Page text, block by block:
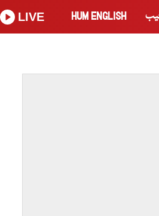
HUM ENGLISH
LIVE